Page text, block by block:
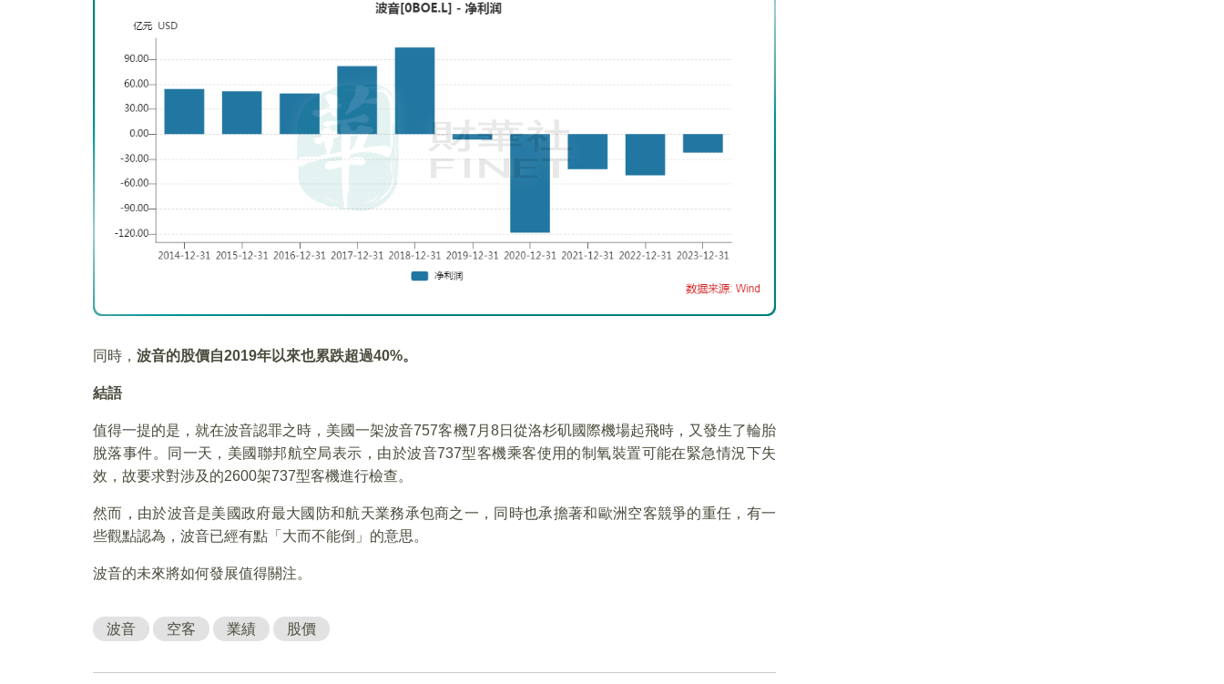
同時， 波音的股價自2019年以來也累跌超過40%。
結語
值得一提的是，就在波音認罪之時，美國一架波音757客機7月8日從洛杉矶國際機場起飛時，又發生了輪胎
脫落事件。同一天，美國聯邦航空局表示，由於波音737型客機乘客使用的制氧裝置可能在緊急情況下失
效，故要求對涉及的2600架737型客機進行檢查。
然而，由於波音是美國政府最大國防和航天業務承包商之一，同時也承擔著和歐洲空客競爭的重任，有一
些觀點認為，波音已經有點「大而不能倒」的意思。
波音的未來將如何發展值得關注。
波音 空客 業績 股價